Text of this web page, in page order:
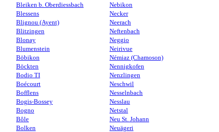
Bleiken b. Oberdiessbach
Blessens
Blignou (Ayent)
Blitzingen
Blonay
Blumenstein
Böbikon
Böckten
Bodio TI
Boécourt
Bofflens
Bogis-Bossey
Bogno
Bôle
Bolken
Nebikon
Necker
Neerach
Neftenbach
Neggio
Neirivue
Némiaz (Chamoson)
Nennigkofen
Nenzlingen
Neschwil
Nesselnbach
Nesslau
Netstal
Neu St. Johann
Neuägeri